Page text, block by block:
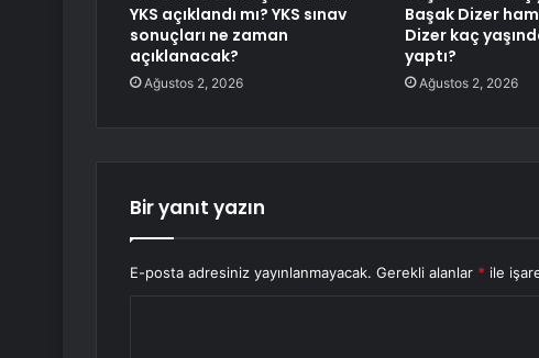
YKS açıklandı mı? YKS sınav
sonuçları ne zaman
açıklanacak?
Ağustos 2, 2026
Başak Dizer
Dizer kaç
yaptı?
Ağustos 2, 2026
Bir yanıt yazın
E-posta adresiniz yayınlanmayacak. Gerekli alanlar * ile